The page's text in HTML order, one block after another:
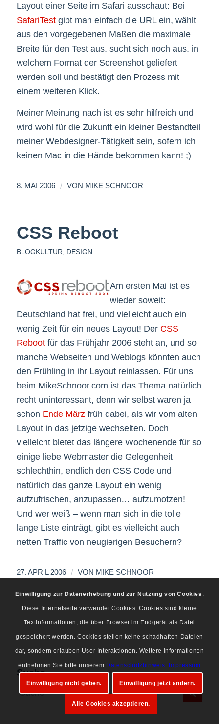
Layout einer Seite im Safari ausschaut: Bei
SafariTestgibt man einfach die URL ein, wählt
aus den vorgegebenen Maßen die maximale
Breite für den Test aus, sucht sich noch aus, in
welchem Format der Screenshot geliefert
werden soll und bestätigt den Prozess mit
einem weiteren Klick.
Meiner Meinung nach ist es sehr hilfreich und
wird wohl für die Zukunft ein kleiner Bestandteil
meiner Webdesigner-Tätigkeit sein, sofern ich
keinen Mac in die Hände bekommen kann! ;)
8. MAI 2006 / VON MIKE SCHNOOR
CSS Reboot
BLOGKULTUR, DESIGN
Am ersten Mai ist es
wieder soweit:
Deutschland hat frei, und vielleicht auch ein
wenig Zeit für ein neues Layout! Der CSS
Rebootfür das Frühjahr 2006 steht an, und so
manche Webseiten und Weblogs könnten auch
den Frühling in ihr Layout reinlassen. Für uns
beim MikeSchnoor.com ist das Thema natürlich
recht uninteressant, denn wir selbst waren ja
schon Ende März früh dabei, als wir vom alten
Layout in das jetzige wechselten. Doch
vielleicht bietet das längere Wochenende für so
einige liebe Webmaster die Gelegenheit
schlechthin, endlich den CSS Code und
natürlich das ganze Layout ein wenig
aufzufrischen, anzupassen… aufzumotzen!
Und wer weiß – wenn man sich in die tolle
lange Liste einträgt, gibt es vielleicht auch
netten Traffic von neugierigen Besuchern?
27. APRIL 2006 / VON MIKE SCHNOOR
Suche
Einwilligung zur Datenerhebung und zur Nutzung von Cookies :
Diese Internetseite verwendet Cookies. Cookies sind kleine
Textinformationen, die über Browser im Endgerät als Datei
gespeichert werden. Cookies stellen keine schadhaften Dateien
dar, sondern erlauben User Interaktionen. Weitere Informationen
entnehmen Sie bitte unserem Datenschutzhinweis. Impressum
Einwilligung nicht geben. Einwilligung jetzt ändern.
Alle Cookies akzeptieren.